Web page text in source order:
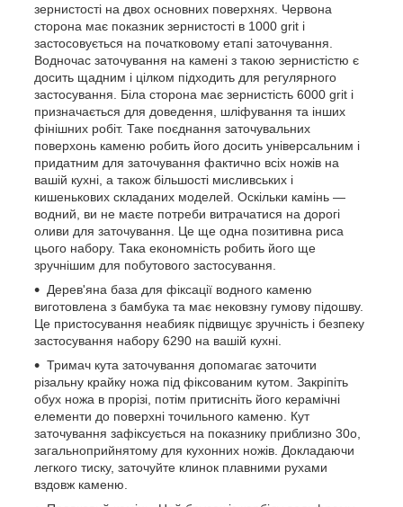
зернистості на двох основних поверхнях. Червона
сторона має показник зернистості в 1000 grit і
застосовується на початковому етапі заточування.
Водночас заточування на камені з такою зернистістю є
досить щадним і цілком підходить для регулярного
застосування. Біла сторона має зернистість 6000 grit і
призначається для доведення, шліфування та інших
фінішних робіт. Таке поєднання заточувальних
поверхонь каменю робить його досить універсальним і
придатним для заточування фактично всіх ножів на
вашій кухні, а також більшості мисливських і
кишенькових складаних моделей. Оскільки камінь —
водний, ви не маєте потреби витрачатися на дорогі
оливи для заточування. Це ще одна позитивна риса
цього набору. Така економність робить його ще
зручнішим для побутового застосування.
Дерев'яна база для фіксації водного каменю
виготовлена з бамбука та має нековзну гумову підошву.
Це пристосування неабияк підвищує зручність і безпеку
застосування набору 6290 на вашій кухні.
Тримач кута заточування допомагає заточити
різальну крайку ножа під фіксованим кутом. Закріпіть
обух ножа в прорізі, потім притисніть його керамічні
елементи до поверхні точильного каменю. Кут
заточування зафіксується на показнику приблизно 30o,
загальноприйнятому для кухонних ножів. Докладаючи
легкого тиску, заточуйте клинок плавними рухами
вздовж каменю.